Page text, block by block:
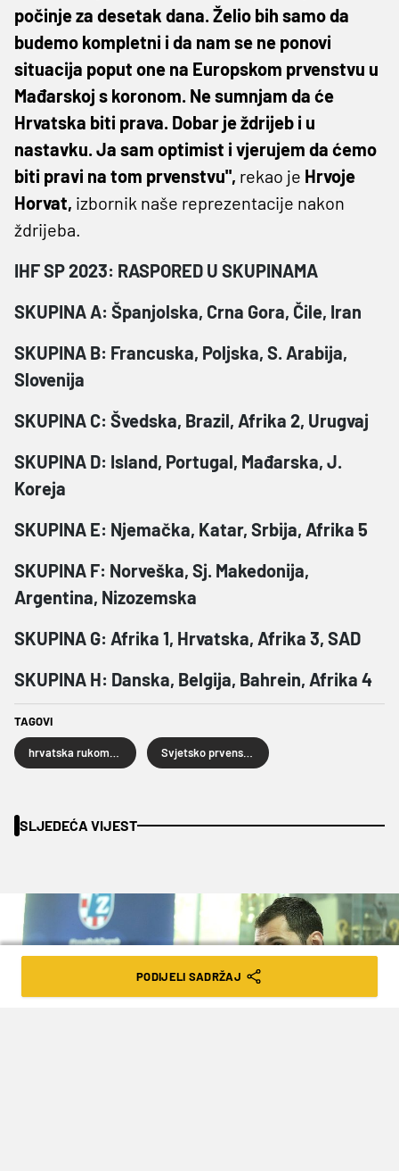
počinje za desetak dana. Želio bih samo da
budemo kompletni i da nam se ne ponovi
situacija poput one na Europskom prvenstvu u
Mađarskoj s koronom. Ne sumnjam da će
Hrvatska biti prava. Dobar je ždrijeb i u
nastavku. Ja sam optimist i vjerujem da ćemo
biti pravi na tom prvenstvu", rekao je Hrvoje
Horvat, izbornik naše reprezentacije nakon
ždrijeba.
IHF SP 2023: RASPORED U SKUPINAMA
SKUPINA A: Španjolska, Crna Gora, Čile, Iran
SKUPINA B: Francuska, Poljska, S. Arabija,
Slovenija
SKUPINA C: Švedska, Brazil, Afrika 2, Urugvaj
SKUPINA D: Island, Portugal, Mađarska, J.
Koreja
SKUPINA E: Njemačka, Katar, Srbija, Afrika 5
SKUPINA F: Norveška, Sj. Makedonija,
Argentina, Nizozemska
SKUPINA G: Afrika 1, Hrvatska, Afrika 3, SAD
SKUPINA H: Danska, Belgija, Bahrein, Afrika 4
TAGOVI
SLJEDEĆA VIJEST
PODIJELI SADRŽAJ